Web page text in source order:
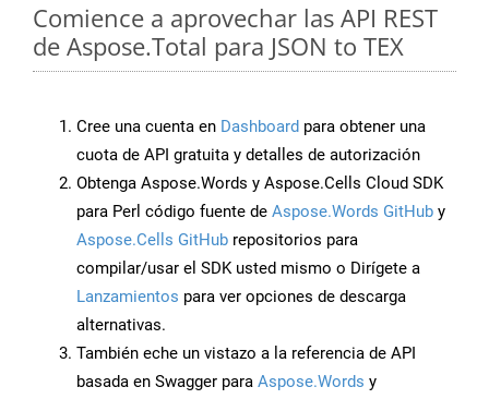
Comience a aprovechar las API REST
de Aspose.Total para JSON to TEX
Cree una cuenta en Dashboard para obtener una
cuota de API gratuita y detalles de autorización
Obtenga Aspose.Words y Aspose.Cells Cloud SDK
para Perl código fuente de Aspose.Words GitHub y
Aspose.Cells GitHub repositorios para
compilar/usar el SDK usted mismo o Dirígete a
Lanzamientos para ver opciones de descarga
alternativas.
También eche un vistazo a la referencia de API
basada en Swagger para Aspose.Words y